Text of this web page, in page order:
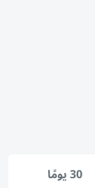
30 يومًا